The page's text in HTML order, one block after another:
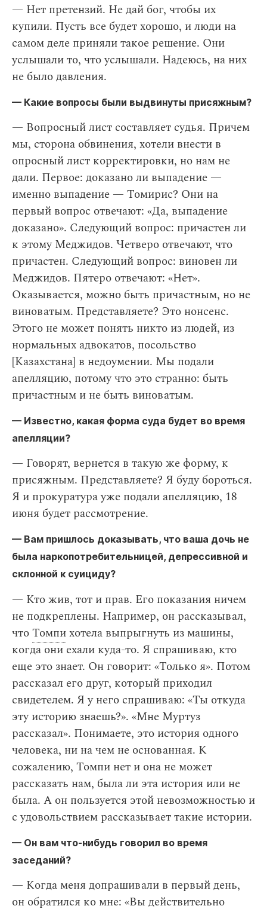
— Нет претензий. Не дай бог, чтобы их
купили. Пусть все будет хорошо, и люди на
самом деле приняли такое решение. Они
услышали то, что услышали. Надеюсь, на них
не было давления.
— Какие вопросы были выдвинуты присяжным?
— Вопросный лист составляет судья. Причем
мы, сторона обвинения, хотели внести в
опросный лист корректировки, но нам не
дали. Первое: доказано ли выпадение —
именно выпадение — Томирис? Они на
первый вопрос отвечают: «Да, выпадение
доказано». Следующий вопрос: причастен ли
к этому Меджидов. Четверо отвечают, что
причастен. Следующий вопрос: виновен ли
Меджидов. Пятеро отвечают: «Нет».
Оказывается, можно быть причастным, но не
виноватым. Представляете? Это нонсенс.
Этого не может понять никто из людей, из
нормальных адвокатов, посольство
[Казахстана] в недоумении. Мы подали
апелляцию, потому что это странно: быть
причастным и не быть виноватым.
— Известно, какая форма суда будет во время
апелляции?
— Говорят, вернется в такую же форму, к
присяжным. Представляете? Я буду бороться.
Я и прокуратура уже подали апелляцию, 18
июня будет рассмотрение.
— Вам пришлось доказывать, что ваша дочь не
была наркопотребительницей, депрессивной и
склонной к суициду?
— Кто жив, тот и прав. Его показания ничем
не подкреплены. Например, он рассказывал,
чтоТомпихотела выпрыгнуть из машины,
когда они ехали куда-то. Я спрашиваю, кто
еще это знает. Он говорит: «Только я». Потом
рассказал его друг, который приходил
свидетелем. Я у него спрашиваю: «Ты откуда
эту историю знаешь?». «Мне Муртуз
рассказал». Понимаете, это история одного
человека, ни на чем не основанная. К
сожалению, Томпи нет и она не может
рассказать нам, была ли эта история или не
была. А он пользуется этой невозможностью и
с удовольствием рассказывает такие истории.
— Он вам что-нибудь говорил во время
заседаний?
— Когда меня допрашивали в первый день,
он обратился ко мне: «Вы действительно